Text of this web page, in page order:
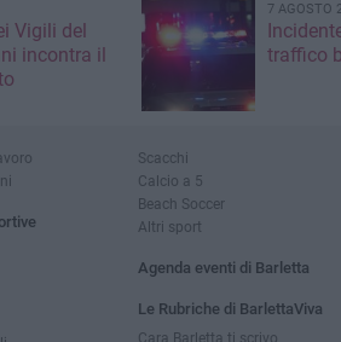
Vigili del
incontra il
7 AGOSTO
traffico
Scacchi
Calcio a 5
Beach Soccer
Altri sport
Agenda eventi di Barletta
Le Rubriche di BarlettaViva
Cara Barletta ti scrivo